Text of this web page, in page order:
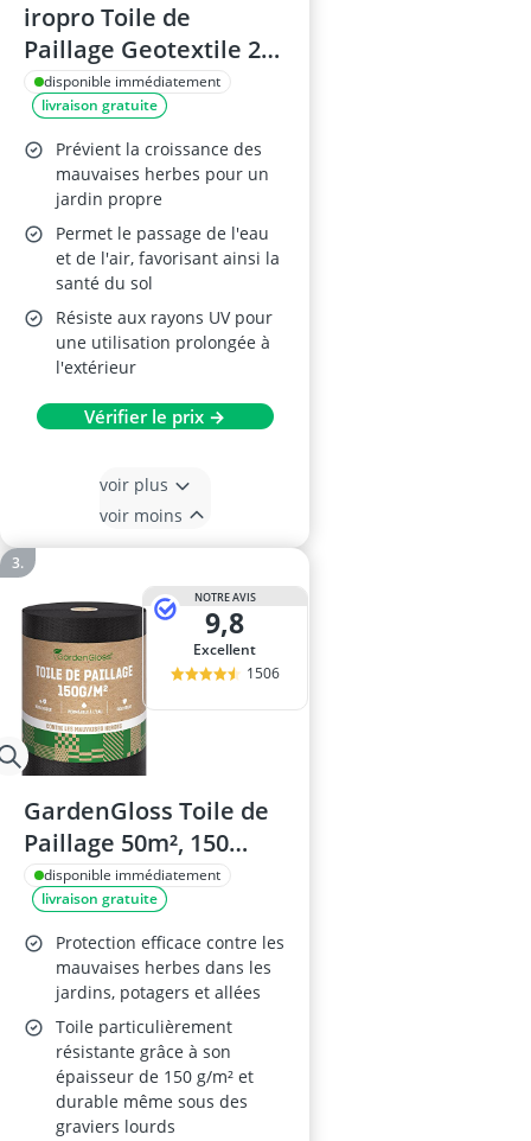
iropro Toile de
Paillage Geotextile 2m
x 50m, 90GMS
disponible immédiatement
livraison gratuite
Prévient la croissance des
mauvaises herbes pour un
jardin propre
Permet le passage de l'eau
et de l'air, favorisant ainsi la
santé du sol
Résiste aux rayons UV pour
une utilisation prolongée à
l'extérieur
Vérifier le prix →
voir plus
voir moins
NOTRE AVIS
9,8
Excellent
1506
GardenGloss Toile de
Paillage 50m², 150
g/m²
disponible immédiatement
livraison gratuite
Protection efficace contre les
mauvaises herbes dans les
jardins, potagers et allées
Toile particulièrement
résistante grâce à son
épaisseur de 150 g/m² et
durable même sous des
graviers lourds